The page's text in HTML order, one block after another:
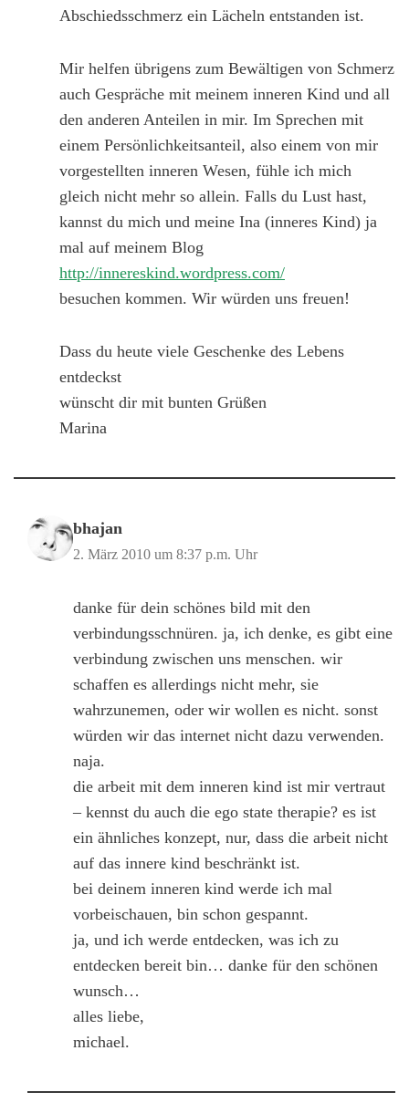
Abschiedsschmerz ein Lächeln entstanden ist.
Mir helfen übrigens zum Bewältigen von Schmerz
auch Gespräche mit meinem inneren Kind und all
den anderen Anteilen in mir. Im Sprechen mit
einem Persönlichkeitsanteil, also einem von mir
vorgestellten inneren Wesen, fühle ich mich
gleich nicht mehr so allein. Falls du Lust hast,
kannst du mich und meine Ina (inneres Kind) ja
mal auf meinem Blog
http://innereskind.wordpress.com/
besuchen kommen. Wir würden uns freuen!
Dass du heute viele Geschenke des Lebens
entdeckst
wünscht dir mit bunten Grüßen
Marina
bhajan
2. März 2010 um 8:37 p.m. Uhr
danke für dein schönes bild mit den
verbindungsschnüren. ja, ich denke, es gibt eine
verbindung zwischen uns menschen. wir
schaffen es allerdings nicht mehr, sie
wahrzunemen, oder wir wollen es nicht. sonst
würden wir das internet nicht dazu verwenden.
naja.
die arbeit mit dem inneren kind ist mir vertraut
– kennst du auch die ego state therapie? es ist
ein ähnliches konzept, nur, dass die arbeit nicht
auf das innere kind beschränkt ist.
bei deinem inneren kind werde ich mal
vorbeischauen, bin schon gespannt.
ja, und ich werde entdecken, was ich zu
entdecken bereit bin… danke für den schönen
wunsch…
alles liebe,
michael.